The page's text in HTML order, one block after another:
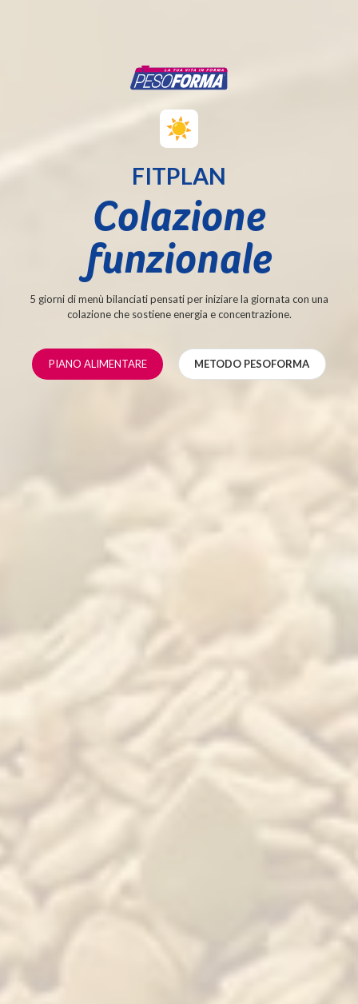
FITPLAN
Colazione
funzionale
5 giorni di menù bilanciati pensati per iniziare la giornata con una
colazione che sostiene energia e concentrazione.
PIANO ALIMENTARE METODO PESOFORMA